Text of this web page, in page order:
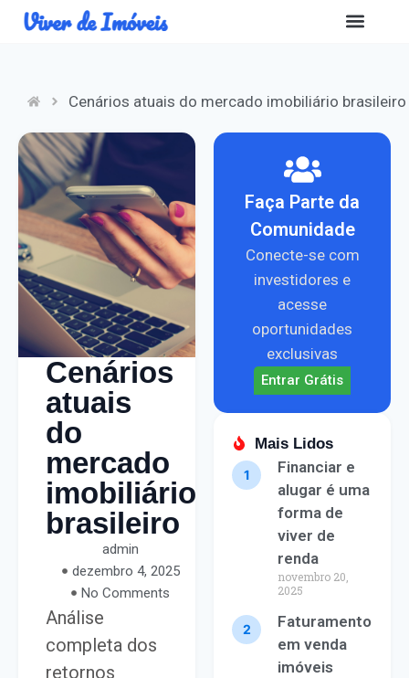
Cenários atuais do mercado imobiliário brasileiro
Cenários
atuais
do
mercado
imobiliário
brasileiro
admin
dezembro 4, 2025
No Comments
Análise
completa dos
retornos
Faça Parte da
Comunidade
Conecte-se com
investidores e
acesse
oportunidades
exclusivas
Entrar Grátis
Mais Lidos
Financiar e
alugar é uma
forma de
viver de
renda
novembro 20,
2025
Faturamento
em venda
imóveis